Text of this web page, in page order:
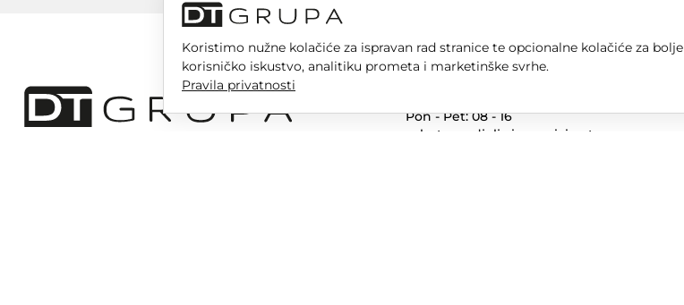
Pon - Pet: 08 - 16
subota, nedjelja i praznici: zatvoreno
Koristimo nužne kolačiće za ispravan rad stranice te opcionalne kolačiće za bolje
korisničko iskustvo, analitiku prometa i marketinške svrhe.
Pravila privatnosti